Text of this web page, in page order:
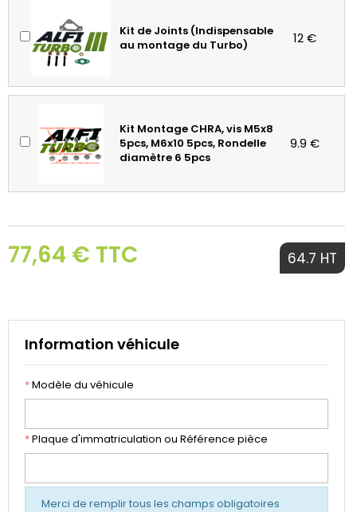
Kit de Joints (Indispensable
au montage du Turbo)
12 €
Kit Montage CHRA, vis M5x8
5pcs, M6x10 5pcs, Rondelle
diamètre 6 5pcs
9.9 €
77,64 € TTC 64.7 HT
Information véhicule
*Modèle du véhicule
*Plaque d'immatriculation ou Référence pièce
Merci de remplir tous les champs obligatoires